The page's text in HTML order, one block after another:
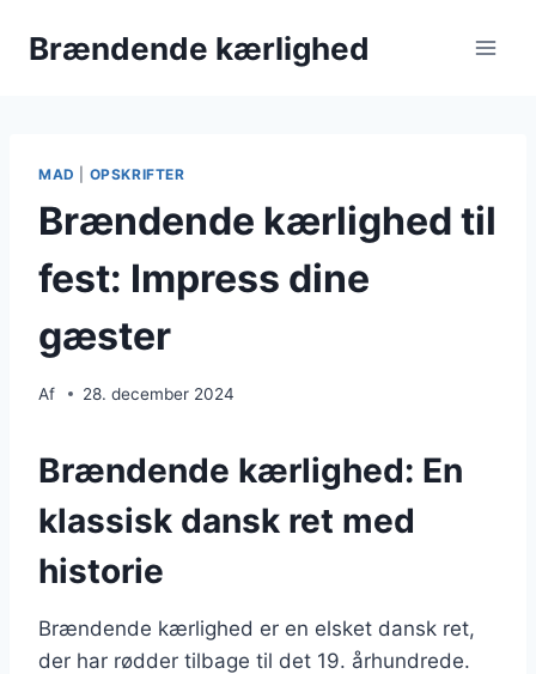
Brændende kærlighed
MAD OPSKRIFTER
Brændende kærlighed til
fest: Impress dine
gæster
Af 28. december 2024
Brændende kærlighed: En
klassisk dansk ret med
historie
Brændende kærlighed er en elsket dansk ret,
der har rødder tilbage til det 19. århundrede.